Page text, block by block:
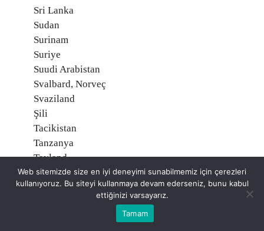
Sri Lanka
Sudan
Surinam
Suriye
Suudi Arabistan
Svalbard, Norveç
Svaziland
Şili
Tacikistan
Tanzanya
Tayland
Tayvan
Togo
Web sitemizde size en iyi deneyimi sunabilmemiz için çerezleri
kullanıyoruz. Bu siteyi kullanmaya devam ederseniz, bunu kabul
ettiğinizi varsayarız.
Tamam